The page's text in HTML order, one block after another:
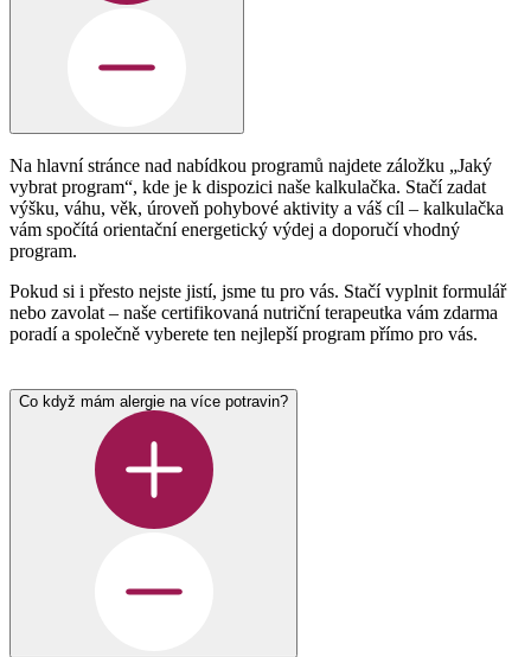
Na hlavní stránce nad nabídkou programů najdete záložku „Jaký
vybrat program“, kde je k dispozici naše kalkulačka. Stačí zadat
výšku, váhu, věk, úroveň pohybové aktivity a váš cíl – kalkulačka
vám spočítá orientační energetický výdej a doporučí vhodný
program.
Pokud si i přesto nejste jistí, jsme tu pro vás. Stačí vyplnit formulář
nebo zavolat – naše certifikovaná nutriční terapeutka vám zdarma
poradí a společně vyberete ten nejlepší program přímo pro vás.
Co když mám alergie na více potravin?